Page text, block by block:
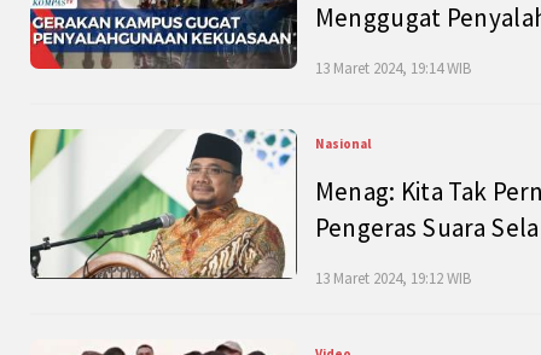
Menggugat
13 Maret 2024, 19:14 WIB
Nasional
Menag: Kita Tak
Pengeras Suara
13 Maret 2024, 19:12 WIB